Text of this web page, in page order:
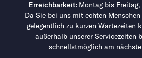
Erreichbarkeit: Montag bis
Da Sie bei uns mit echten
gelegentlich zu kurzen Wartezeiten
außerhalb unserer Servicezeiten
schnellstmöglich am